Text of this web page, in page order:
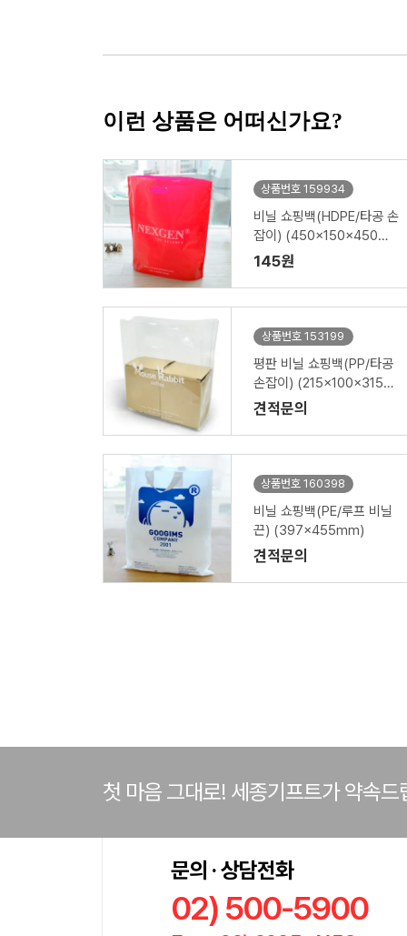
이런 상품은 어떠신가요?
상품번호 159934
비닐 쇼핑백(HDPE/타공 손
잡이) (450x150x450m
m)
145원
상품번호 153199
평판 비닐 쇼핑백(PP/타공
손잡이) (215x100x315m
m)
견적문의
상품번호 160398
비닐 쇼핑백(PE/루프 비닐
끈) (397x455mm)
견적문의
첫 마음 그대로! 세종기프트가 약속드
문의 · 상담전화
02) 500-5900